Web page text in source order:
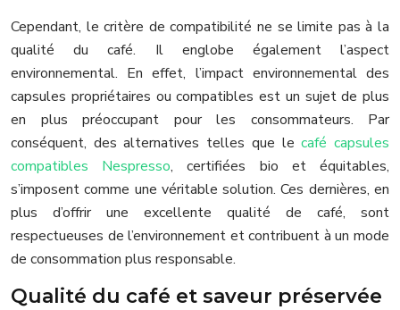
Cependant, le critère de compatibilité ne se limite pas à la
qualité du café. Il englobe également l’aspect
environnemental. En effet, l’impact environnemental des
capsules propriétaires ou compatibles est un sujet de plus
en plus préoccupant pour les consommateurs. Par
conséquent, des alternatives telles que lecafé capsules
compatibles Nespresso, certifiées bio et équitables,
s’imposent comme une véritable solution. Ces dernières, en
plus d’offrir une excellente qualité de café, sont
respectueuses de l’environnement et contribuent à un mode
de consommation plus responsable.
Qualité du café et saveur préservée